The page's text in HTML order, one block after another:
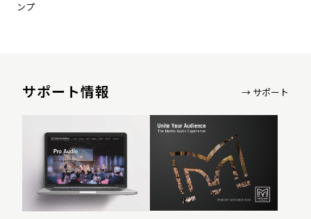
ンプ
サポート情報 → サポート